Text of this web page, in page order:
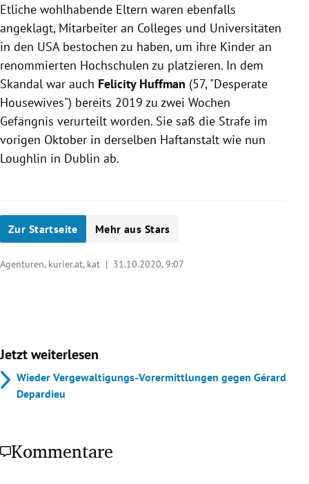
Etliche wohlhabende Eltern waren ebenfalls
angeklagt, Mitarbeiter an Colleges und Universitäten
in den USA bestochen zu haben, um ihre Kinder an
renommierten Hochschulen zu platzieren. In dem
Skandal war auch Felicity Huffman (57, "Desperate
Housewives") bereits 2019 zu zwei Wochen
Gefängnis verurteilt worden. Sie saß die Strafe im
vorigen Oktober in derselben Haftanstalt wie nun
Loughlin in Dublin ab.
Zur Startseite Mehr aus Stars
Agenturen, kurier.at, kat | 31.10.2020, 9:07
Jetzt weiterlesen
Wieder Vergewaltigungs-Vorermittlungen gegen Gérard
Depardieu
Kommentare